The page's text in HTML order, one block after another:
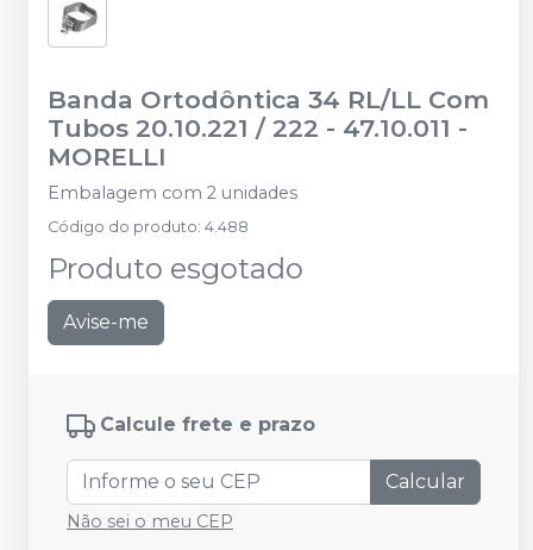
Banda Ortodôntica 34 RL/LL Com
Tubos 20.10.221 / 222 - 47.10.011 -
MORELLI
Embalagem com 2 unidades
Código do produto: 4.488
Produto esgotado
Avise-me
Calcule frete e prazo
Calcular
Não sei o meu CEP